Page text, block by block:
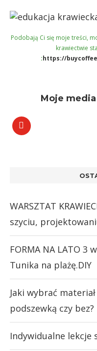
Podobają Ci się moje treści,
krawiectwie
:https://
Moje
WARSZTAT
szyciu,
FORMA NA LATO 3
Tunika na plażę.DIY
Jaki wybrać
podszewką czy bez?
Indywidualne lekcje